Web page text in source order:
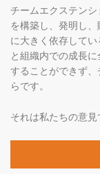
チームエクステン
を構築し、発明し
に大きく依存して
と組織内での成長
することができず
らです。
それは私たちの意見